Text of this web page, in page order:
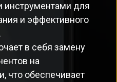
инструментами для
и эффективного
в себя замену
на
что обеспечивает